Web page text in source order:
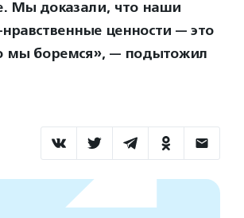
Мы доказали, что наши
ценности — это
мы боремся», — подытожил